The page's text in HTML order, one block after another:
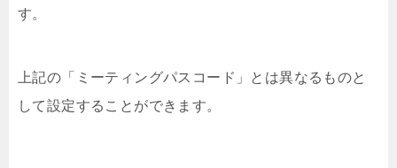
す。
上記の「ミーティングパスコード」とは異なるものと
して設定することができます。